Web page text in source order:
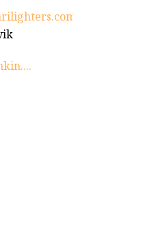
jalleenmyyjat/...